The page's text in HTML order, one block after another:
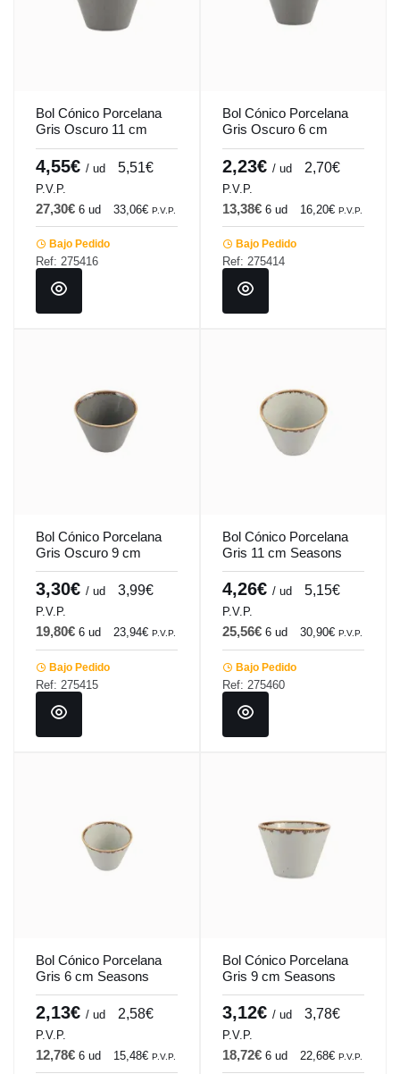
Bol Cónico Porcelana
Gris Oscuro 11 cm
Seasons Porland
4,55€ / ud 5,51€
P.V.P.
27,30€ 6 ud 33,06€ P.V.P.
Bajo Pedido
Ref: 275416
Bol Cónico Porcelana
Gris Oscuro 6 cm
Seasons Porland
2,23€ / ud 2,70€
P.V.P.
13,38€ 6 ud 16,20€ P.V.P.
Bajo Pedido
Ref: 275414
Bol Cónico Porcelana
Gris Oscuro 9 cm
Seasons Porland
3,30€ / ud 3,99€
P.V.P.
19,80€ 6 ud 23,94€ P.V.P.
Bajo Pedido
Ref: 275415
Bol Cónico Porcelana
Gris 11 cm Seasons
Porland
4,26€ / ud 5,15€
P.V.P.
25,56€ 6 ud 30,90€ P.V.P.
Bajo Pedido
Ref: 275460
Bol Cónico Porcelana
Gris 6 cm Seasons
Porland
2,13€ / ud 2,58€
P.V.P.
12,78€ 6 ud 15,48€ P.V.P.
Bol Cónico Porcelana
Gris 9 cm Seasons
Porland
3,12€ / ud 3,78€
P.V.P.
18,72€ 6 ud 22,68€ P.V.P.